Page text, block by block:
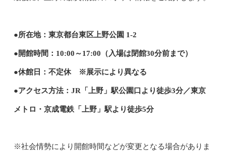
●所在地：東京都台東区上野公園 1-2
●開館時間：10:00～17:00（入場は閉館30分前まで）
●休館日：不定休 ※展示により異なる
●アクセス方法：JR「上野」駅公園口より徒歩3分／東京
メトロ・京成電鉄「上野」駅より徒歩5分
※社会情勢により開館時間などが変更となる場合がありま